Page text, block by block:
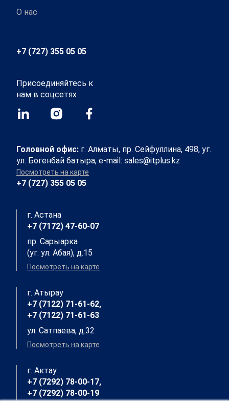
О нас
+7 (727) 355 05 05
Присоединяйтесь к
нам в соцсетях
Головной офис: г. Алматы, пр. Сейфуллина, 498, уг.
ул. Богенбай батыра, e-mail: sales@itplus.kz
Посмотреть на карте
+7 (727) 355 05 05
г. Астана
+7 (7172) 47-60-07
пр. Сарыарка
(уг. ул. Абая), д.15
Посмотреть на карте
г. Атырау
+7 (7122) 71-61-62,
+7 (7122) 71-61-63
ул. Сатпаева, д.32
Посмотреть на карте
г. Актау
+7 (7292) 78-00-17,
+7 (7292) 78-00-19